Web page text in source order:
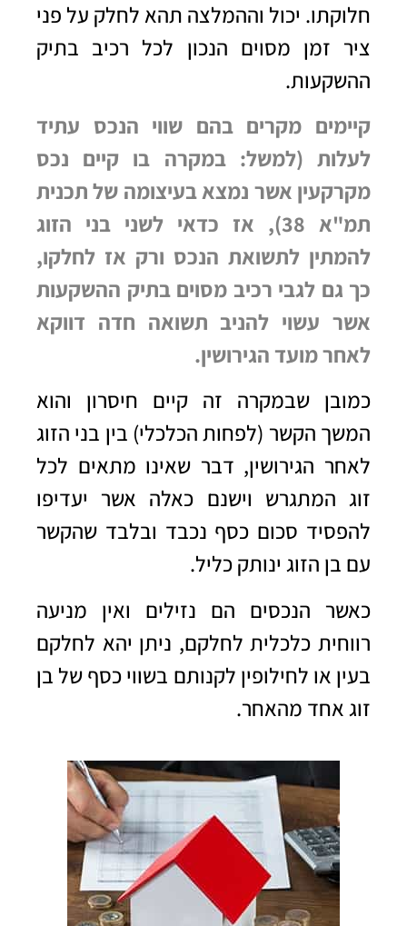
חלוקתו. יכול וההמלצה תהא לחלק על פני
ציר זמן מסוים הנכון לכל רכיב בתיק
ההשקעות.
קיימים מקרים בהם שווי הנכס עתיד
לעלות (למשל: במקרה בו קיים נכס
מקרקעין אשר נמצא בעיצומה של תכנית
תמ"א 38), אז כדאי לשני בני הזוג
להמתין לתשואת הנכס ורק אז לחלקו,
כך גם לגבי רכיב מסוים בתיק ההשקעות
אשר עשוי להניב תשואה חדה דווקא
לאחר מועד הגירושין.
כמובן שבמקרה זה קיים חיסרון והוא
המשך הקשר (לפחות הכלכלי) בין בני הזוג
לאחר הגירושין, דבר שאינו מתאים לכל
זוג המתגרש וישנם כאלה אשר יעדיפו
להפסיד סכום כסף נכבד ובלבד שהקשר
עם בן הזוג ינותק כליל.
כאשר הנכסים הם נזילים ואין מניעה
רווחית כלכלית לחלקם, ניתן יהא לחלקם
בעין או לחילופין לקנותם בשווי כסף של בן
זוג אחד מהאחר.